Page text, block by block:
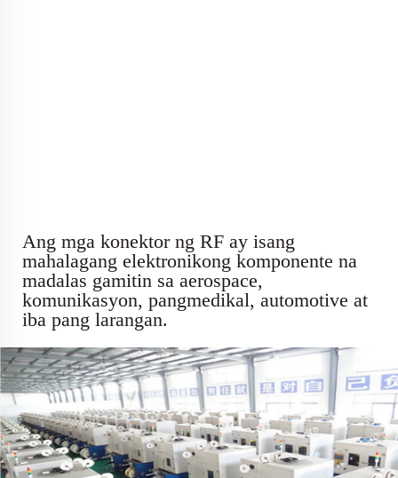
Ang mga konektor ng RF ay isang
mahalagang elektronikong komponente na
madalas gamitin sa aerospace,
komunikasyon, pangmedikal, automotive at
iba pang larangan.